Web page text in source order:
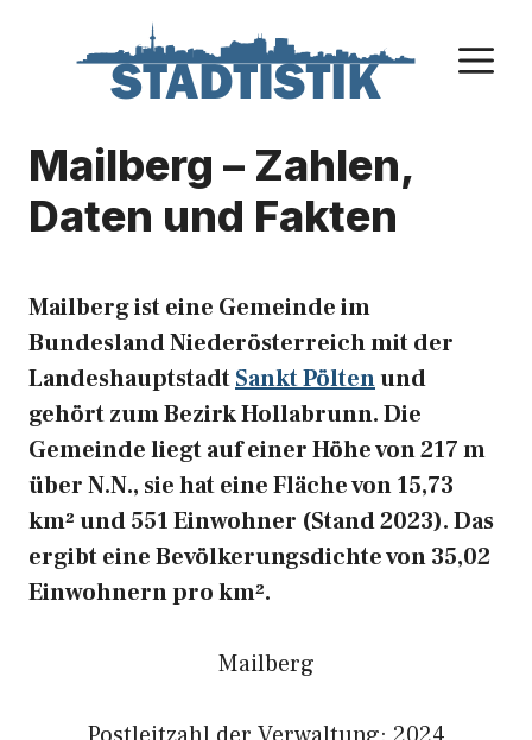
Mailberg – Zahlen,
Daten und Fakten
Mailberg ist eine Gemeinde im
Bundesland Niederösterreich mit der
LandeshauptstadtSankt Pöltenund
gehört zum Bezirk Hollabrunn. Die
Gemeinde liegt auf einer Höhe von 217 m
über N.N., sie hat eine Fläche von 15,73
km² und 551 Einwohner (Stand 2023). Das
ergibt eine Bevölkerungsdichte von 35,02
Einwohnern pro km².
Mailberg